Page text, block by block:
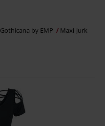
Gothicana by EMP Maxi-jurk